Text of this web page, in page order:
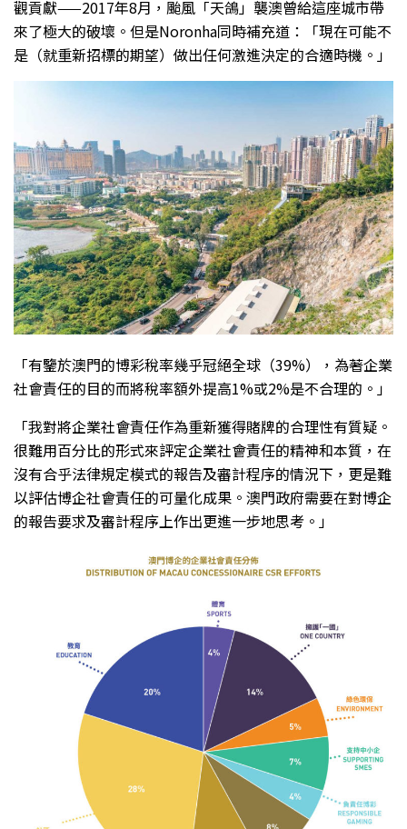
觀貢獻——2017年8月，颱風「天鴿」襲澳曾給這座城市帶
來了極大的破壞。但是Noronha同時補充道：「現在可能不
是（就重新招標的期望）做出任何激進決定的合適時機。」
「有鑒於澳門的博彩稅率幾乎冠絕全球（39%），為著企業
社會責任的目的而將稅率額外提高1%或2%是不合理的。」
「我對將企業社會責任作為重新獲得賭牌的合理性有質疑。
很難用百分比的形式來評定企業社會責任的精神和本質，在
沒有合乎法律規定模式的報告及審計程序的情況下，更是難
以評估博企社會責任的可量化成果。澳門政府需要在對博企
的報告要求及審計程序上作出更進一步地思考。」